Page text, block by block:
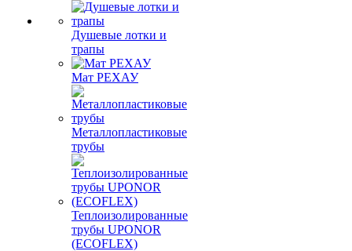
Душевые лотки и
трапы
Мат РЕХАУ
Металлопластиковые
трубы
Теплоизолированные
трубы UPONOR
(ECOFLEX)